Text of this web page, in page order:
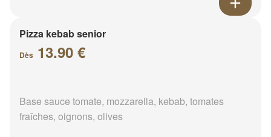
Pizza kebab senior
Dès 13.90 €
Base sauce tomate, mozzarella, kebab, tomates
fraîches, oignons, olives